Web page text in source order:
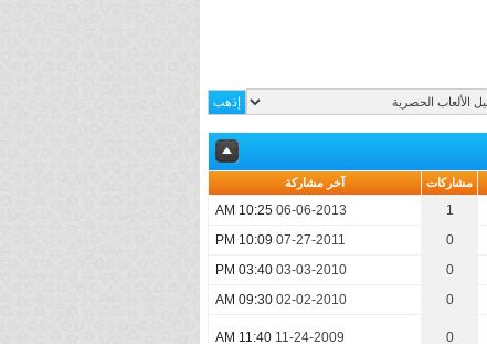
مشاركات آخر مشاركة
1
06-06-2013
10:25 AM
0
07-27-2011
10:09 PM
0
03-03-2010
03:40 PM
0
02-02-2010
09:30 AM
0
11-24-2009
11:40 AM